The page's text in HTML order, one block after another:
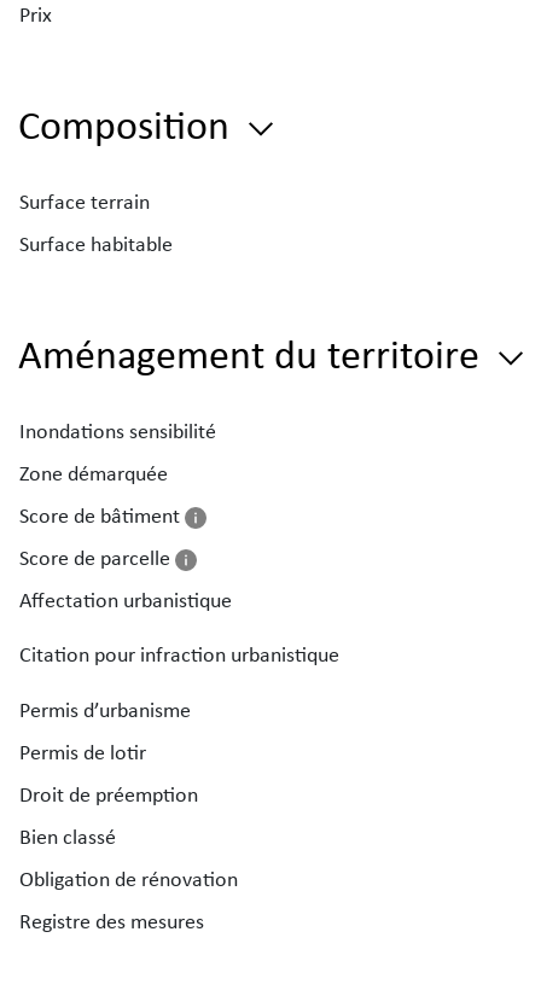
Prix
Composition
Surface terrain
Surface habitable
Aménagement du territoire
Inondations sensibilité
Zone démarquée
Score de bâtiment
Score de parcelle
Affectation urbanistique
Citation pour infraction urbanistique
Permis d’urbanisme
Permis de lotir
Droit de préemption
Bien classé
Obligation de rénovation
Registre des mesures